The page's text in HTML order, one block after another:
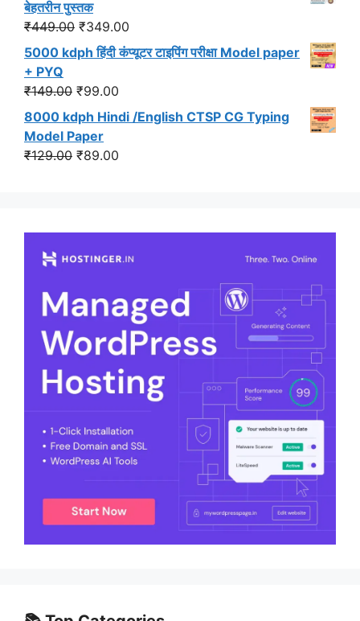
₹1,500.00.
बेहतरीन पुस्तक
₹449.00 Original
price
was:
₹449.00.
₹349.00
price
is:
5000 kdph हिंदी कंप्यूटर टाइपिंग परीक्षा Model paper
+ PYQ
₹149.00 Original
price
was:
₹149.00.
₹99.00
price
8000 kdph Hindi /English CTSP CG Typing
Model Paper
₹129.00 Original
₹89.00